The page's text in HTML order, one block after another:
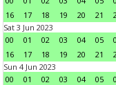
16
17 18 19 20 21
Sat 3 Jun 2023
00
01 02 03 04 05
16
17 18 19 20 21
Sun 4 Jun 2023
00
01 02 03 04 05